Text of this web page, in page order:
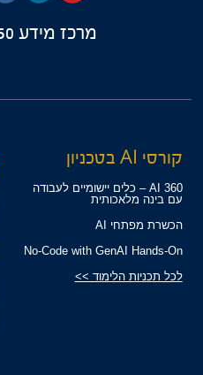
מרכז מידע
קורסי AI בטכניון
360 AI – כלים יישומיים לעבודה
עם בינה מלאכותית
הכשרת מפתחי AI
No-Code with GenAI Hands-On
לכל תכניות הלימוד >>